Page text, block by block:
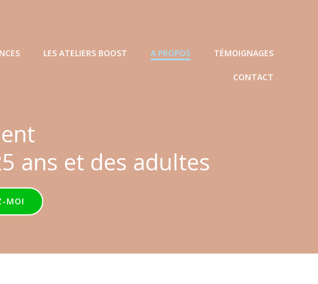
LES ATELIERS BOOST A PROPOS TÉMOIGNAGES
CONTACT
ans et des adultes
MOI